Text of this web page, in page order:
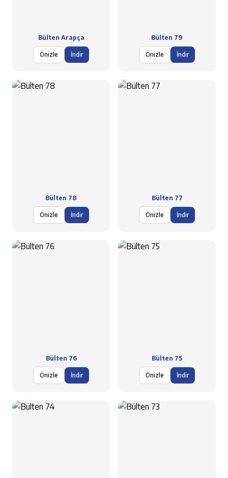
Bülten Arapça
Önizle İndir
Bülten 79
Önizle İndir
Bülten 78
Önizle İndir
Bülten 77
Önizle İndir
Bülten 76
Önizle İndir
Bülten 75
Önizle İndir